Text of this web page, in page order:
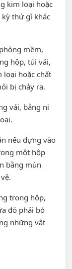
kim loại hoặc
kỳ thứ gì khác
mềm,
hộp, túi vải,
loại hoặc chất
bị chảy ra.
vải, bằng ni
nếu đựng vào
một hộp
bằng mùn
trong hộp,
đó phải bỏ
những vật